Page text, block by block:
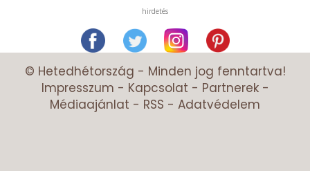
hirdetés
© Hetedhétország - Minden jog fenntartva!
Impresszum - Kapcsolat - Partnerek-
Médiaajánlat - RSS - Adatvédelem